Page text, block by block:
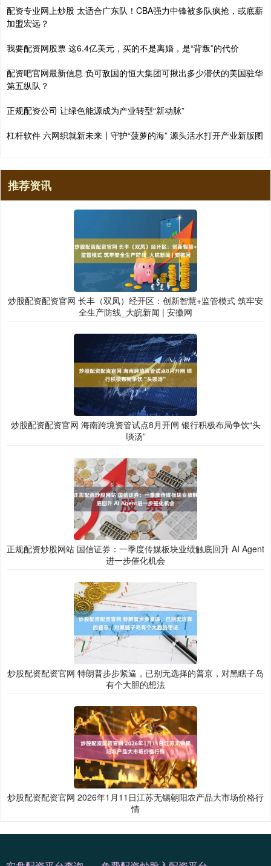
配资专业网上炒股 太适合广东队！CBA强力中锋被多队疯抢，或底薪
加盟宏远？
我要配资网股票 这6.4亿美元，买的不是离婚，是“背叛”的代价
配资吧官网最新信息 负可敌国的恒大集团可揪出多少潜伏的美国驻华
第五纵队？
正规配资公司 让绿色能源成为产业转型“新动脉”
杠杆软件 六网织就新未来丨守护“菠萝的海” 源头活水打开产业新版图
推荐资讯
炒股配资配资官网 长丰（双凤）经开区：创新智慧+监管模式 筑牢安
全生产防线_大皖新闻 | 安徽网
炒股配资配资官网 海南跨境资管试点8月开闸 银行积极布局争饮“头
啖汤”
正规配资炒股网站 国信证券：一季度传媒板块业绩触底回升 AI Agent
进一步催化机会
炒股配资配资官网 特朗普步步紧逼，已别无选择的普京，对黑瞎子岛
有个大胆的想法
炒股配资配资官网 2026年1月11日江苏无锡朝阳农产品大市场价格行
情